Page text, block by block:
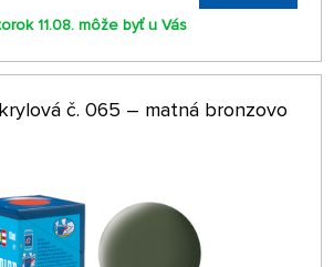
11.08. môže byť u Vás
č. 065 – matná bronzovo